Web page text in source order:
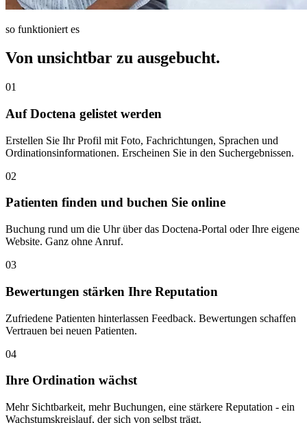
so funktioniert es
Von unsichtbar zu ausgebucht.
01
Auf Doctena gelistet werden
Erstellen Sie Ihr Profil mit Foto, Fachrichtungen, Sprachen und
Ordinationsinformationen. Erscheinen Sie in den Suchergebnissen.
02
Patienten finden und buchen Sie online
Buchung rund um die Uhr über das Doctena-Portal oder Ihre eigene
Website. Ganz ohne Anruf.
03
Bewertungen stärken Ihre Reputation
Zufriedene Patienten hinterlassen Feedback. Bewertungen schaffen
Vertrauen bei neuen Patienten.
04
Ihre Ordination wächst
Mehr Sichtbarkeit, mehr Buchungen, eine stärkere Reputation - ein
Wachstumskreislauf, der sich von selbst trägt.